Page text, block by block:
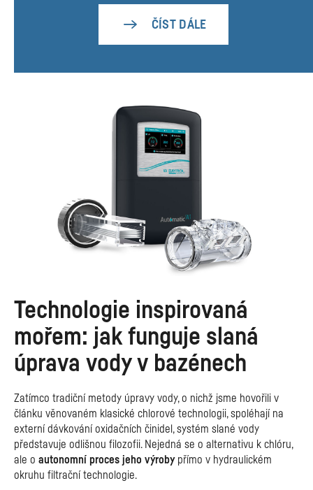
ČÍST DÁLE
Technologie inspirovaná
mořem: jak funguje slaná
úprava vody v bazénech
Zatímco tradiční metody úpravy vody, o nichž jsme hovořili v
článku věnovaném klasické chlorové technologii, spoléhají na
externí dávkování oxidačních činidel, systém slané vody
představuje odlišnou filozofii. Nejedná se o alternativu k chlóru,
ale o autonomní proces jeho výrobypřímo v hydraulickém
okruhu filtrační technologie.